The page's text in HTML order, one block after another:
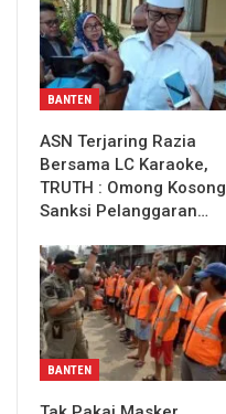
BANTEN
ASN Terjaring Razia
Bersama LC Karaoke,
TRUTH : Omong Kosong
Sanksi Pelanggaran…
BANTEN